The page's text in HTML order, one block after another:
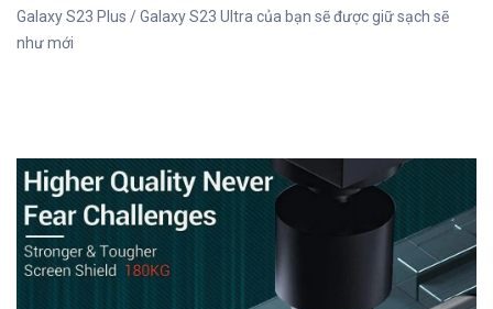
Galaxy S23 Plus / Galaxy S23 Ultra của bạn sẽ được giữ sạch sẽ
như mới